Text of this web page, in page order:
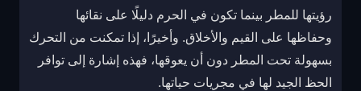
رؤيتها للمطر بينما تكون في الحرم دليلًا على نقائها
وحفاظها على القيم والأخلاق. وأخيرًا، إذا تمكنت من التحرك
بسهولة تحت المطر دون أن يعوقها، فهذه إشارة إلى توافر
الحظ الجيد لها في مجريات حياتها.